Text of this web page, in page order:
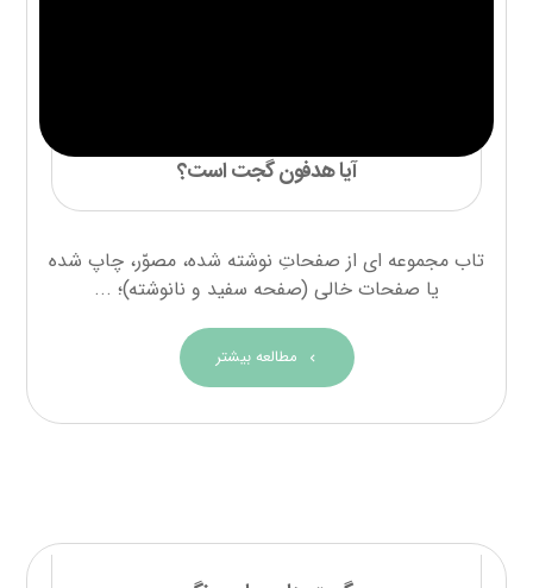
آیا هدفون گجت است؟
تاب مجموعه ای از صفحاتِ نوشته شده، مصوّر، چاپ شده
یا صفحات خالی (صفحه سفید و نانوشته)؛ ...
مطالعه بیشتر